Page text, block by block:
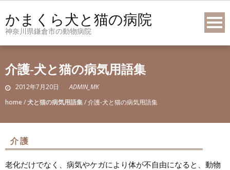
to
content
かまくら犬と猫の病院
神奈川県鎌倉市の動物病院
介護-犬と猫の病気用語集
2012年7月20日
ADMIN_MK
home/犬と猫の病気用語集/介護-犬と猫の病気用語集
介護
老化だけでなく、病気やケガにより体が不自由になると、動物